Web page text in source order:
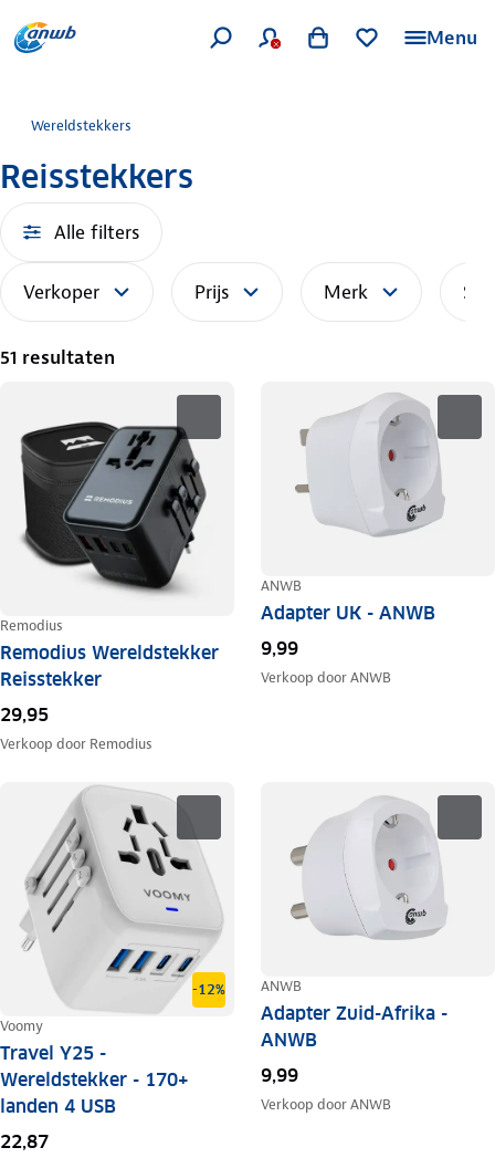
Menu
Wereldstekkers
Reisstekkers
Alle filters
Verkoper Prijs Merk
51 resultaten
Remodius
Remodius Wereldstekker
Reisstekker
29,95
Verkoop door Remodius
ANWB
Adapter UK - ANWB
9,99
Verkoop doorANWB
-12%
Voomy
Travel Y25 -
Wereldstekker - 170+
landen 4 USB
22,87
ANWB
Adapter Zuid-Afrika -
ANWB
9,99
Verkoop doorANWB